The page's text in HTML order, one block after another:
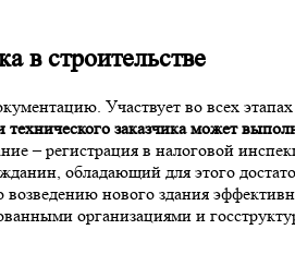
в строительстве
Участвует во всех
заказчика может
– регистрация в налоговой
обладающий для этого
нового здания
организациями и